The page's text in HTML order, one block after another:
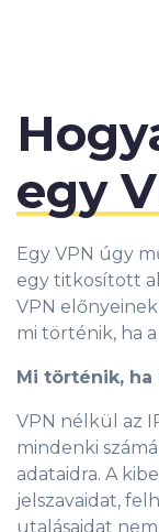
egy
Egy VPN úgy
egy titkosított
VPN
mi történik, ha
Mi történik, ha
VPN nélkül az
mindenki
adataidra. A
jelszavaidat,
utalásaidat